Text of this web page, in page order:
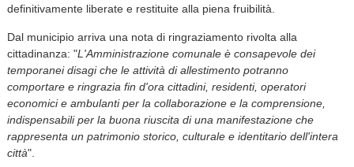
definitivamente liberate e restituite alla piena fruibilità.
Dal municipio arriva una nota di ringraziamento rivolta alla
cittadinanza: "L'Amministrazione comunale è consapevole dei
temporanei disagi che le attività di allestimento potranno
comportare e ringrazia fin d'ora cittadini, residenti, operatori
economici e ambulanti per la collaborazione e la comprensione,
indispensabili per la buona riuscita di una manifestazione che
rappresenta un patrimonio storico, culturale e identitario dell'intera
città".